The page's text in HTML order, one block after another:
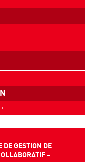
DE GESTION DE
–